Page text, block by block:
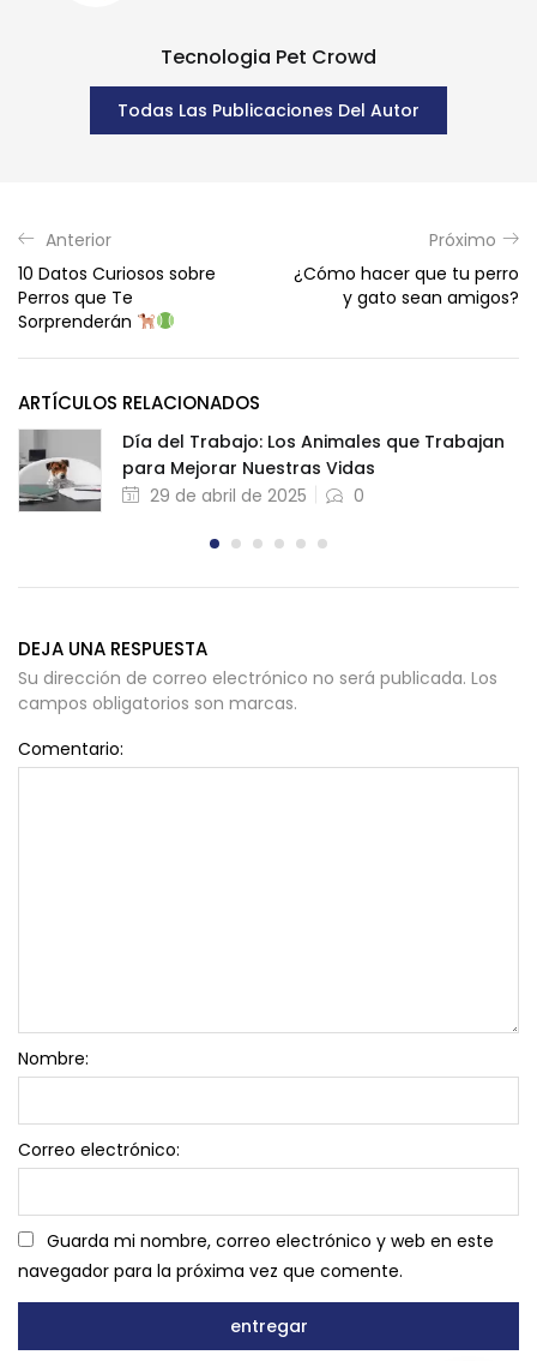
Tecnologia Pet Crowd
Todas Las Publicaciones Del Autor
Anterior
10 Datos Curiosos sobre
Perros que Te
Sorprenderán
Próximo
¿Cómo hacer que tu perro
y gato sean amigos?
ARTÍCULOS RELACIONADOS
Día del Trabajo: Los Animales que Trabajan
para Mejorar Nuestras Vidas
29 de abril de 2025
0
DEJA UNA RESPUESTA
Su dirección de correo electrónico no será publicada. Los
campos obligatorios son marcas.
Comentario:
Nombre:
Correo electrónico:
Guarda mi nombre, correo electrónico y web en este
navegador para la próxima vez que comente.